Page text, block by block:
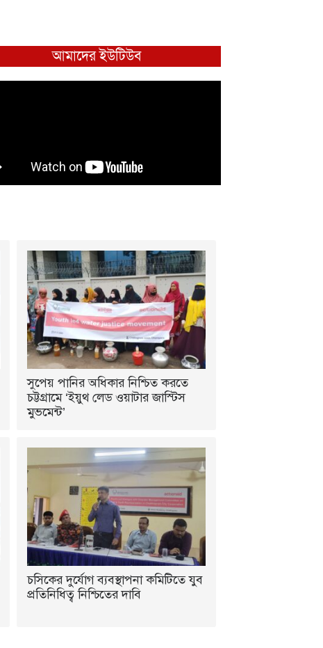
আমাদের ইউটিউব
সুপেয় পানির অধিকার নিশ্চিত করতে
চট্টগ্রামে ‘ইয়ুথ লেড ওয়াটার জাস্টিস
মুভমেন্ট’
চসিকের দুর্যোগ ব্যবস্থাপনা কমিটিতে যুব
প্রতিনিধিত্ব নিশ্চিতের দাবি